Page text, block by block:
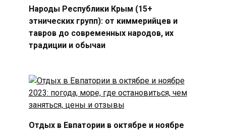
Народы Республики Крым (15+
этнических групп): от киммерийцев и
тавров до современных народов, их
традиции и обычаи
Отдых в Евпатории в октябре и ноябре